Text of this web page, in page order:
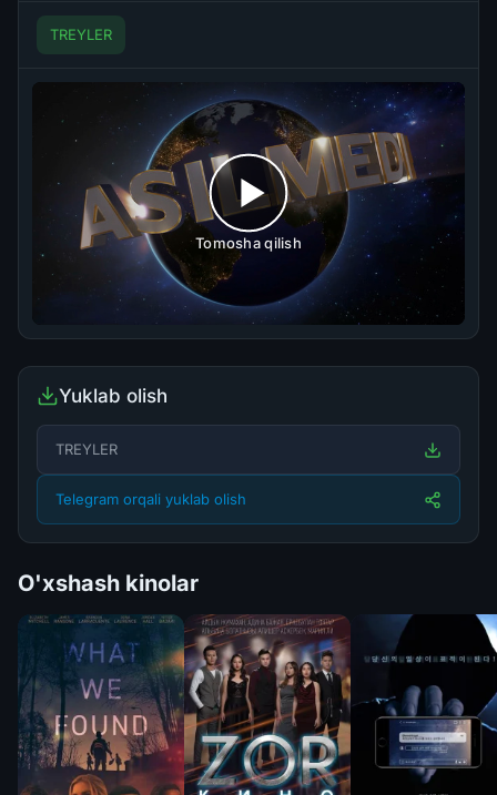
TREYLER
Tomosha qilish
Yuklab olish
TREYLER
Telegram orqali yuklab olish
O'xshash kinolar